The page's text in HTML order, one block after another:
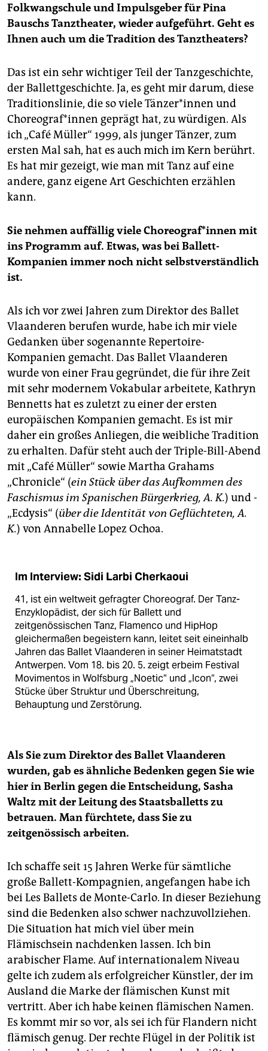
Folkwangschule und Impulsgeber für Pina
Bauschs Tanztheater, wieder aufgeführt. Geht es
Ihnen auch um die Tradition des Tanztheaters?
Das ist ein sehr wichtiger Teil der Tanzgeschichte,
der Ballettgeschichte. Ja, es geht mir darum, diese
Traditionslinie, die so viele Tänzer*innen und
Choreograf*innen geprägt hat, zu würdigen. Als
ich „Café Müller“ 1999, als junger Tänzer, zum
ersten Mal sah, hat es auch mich im Kern berührt.
Es hat mir gezeigt, wie man mit Tanz auf eine
andere, ganz eigene Art Geschichten erzählen
kann.
Sie nehmen auffällig viele Choreograf*innen mit
ins Programm auf. Etwas, was bei Ballett-
Kompanien immer noch nicht selbstverständlich
ist.
Als ich vor zwei Jahren zum Direktor des Ballet
Vlaanderen berufen wurde, habe ich mir viele
Gedanken über sogenannte Repertoire-
Kompanien gemacht. Das Ballet Vlaanderen
wurde von einer Frau gegründet, die für ihre Zeit
mit sehr modernem Vokabular arbeitete, Kath­ryn
Bennetts hat es zuletzt zu einer der ersten
europäischen Kompanien gemacht. Es ist mir
daher ein großes Anliegen, die weibliche Tradition
zu erhalten. Dafür steht auch der Triple-Bill-Abend
mit „Café Müller“ sowie Martha Grahams
„Chronicle“ (ein Stück über das Aufkommen des
Faschismus im Spanischen Bürgerkrieg, A. K.) und ­
„Ecdysis“ (über die Identität von Geflüchteten, A.
K.) von Annabelle Lopez Ochoa.
Im Interview: Sidi Larbi Cherkaoui
41, ist ein weltweit gefragter Choreograf. Der Tanz-
Enzyklopädist, der sich für Ballett und
zeitgenössischen Tanz, Flamenco und HipHop
gleichermaßen begeistern kann, leitet seit eineinhalb
Jahren das Ballet Vlaanderen in seiner Heimatstadt
Antwerpen. Vom 18. bis 20. 5. zeigt erbeim Festival
Movimentos in Wolfsburg „Noetic“ und „Icon“, zwei
Stücke über Struktur und Überschreitung,
Behauptung und Zerstörung.
Als Sie zum Direktor des Ballet Vlaanderen
wurden, gab es ähnliche Bedenken gegen Sie wie
hier in Berlin gegen die Entscheidung, Sasha
Waltz mit der Leitung des Staatsballetts zu
betrauen. Man fürchtete, dass Sie zu
zeitgenössisch arbeiten.
Ich schaffe seit 15 Jahren Werke für sämtliche
große Ballett-Kompagnien, angefangen habe ich
bei Les Ballets de Monte-Carlo. In dieser Beziehung
sind die Bedenken also schwer nachzuvollziehen.
Die Situation hat mich viel über mein
Flämischsein nachdenken lassen. Ich bin
arabischer Flame. Auf internationalem Niveau
gelte ich zudem als erfolgreicher Künstler, der im
Ausland die Marke der flämischen Kunst mit
vertritt. Aber ich habe keinen flämischen Namen.
Es kommt mir so vor, als sei ich für Flandern nicht
flämisch genug. Der rechte Flügel in der Politik ist